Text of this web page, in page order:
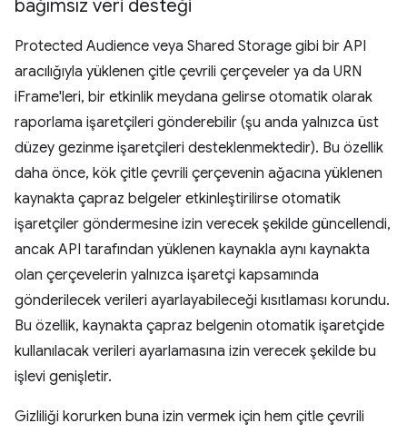
bağımsız veri desteği
Protected Audience veya Shared Storage gibi bir API
aracılığıyla yüklenen çitle çevrili çerçeveler ya da URN
iFrame'leri, bir etkinlik meydana gelirse otomatik olarak
raporlama işaretçileri gönderebilir (şu anda yalnızca üst
düzey gezinme işaretçileri desteklenmektedir). Bu özellik
daha önce, kök çitle çevrili çerçevenin ağacına yüklenen
kaynakta çapraz belgeler etkinleştirilirse otomatik
işaretçiler göndermesine izin verecek şekilde güncellendi,
ancak API tarafından yüklenen kaynakla aynı kaynakta
olan çerçevelerin yalnızca işaretçi kapsamında
gönderilecek verileri ayarlayabileceği kısıtlaması korundu.
Bu özellik, kaynakta çapraz belgenin otomatik işaretçide
kullanılacak verileri ayarlamasına izin verecek şekilde bu
işlevi genişletir.
Gizliliği korurken buna izin vermek için hem çitle çevrili